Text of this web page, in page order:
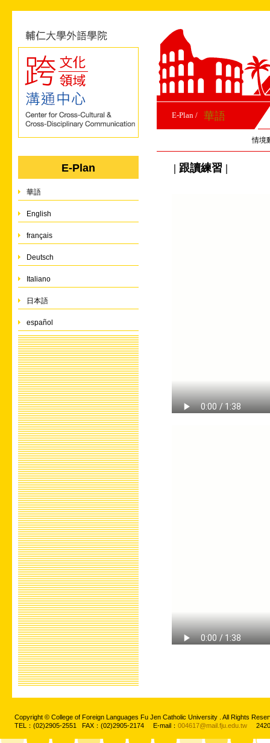
E-Plan
華語
English
français
Deutsch
Italiano
日本語
español
E-Plan / 華語
情境
| 跟讀練習 |
Copyright © College of Foreign Languages Fu Jen Catholic University . All Rights
TEL：(02)2905-2551 FAX：(02)2905-2174 E-mail： 004617@mail.fju.edu.tw